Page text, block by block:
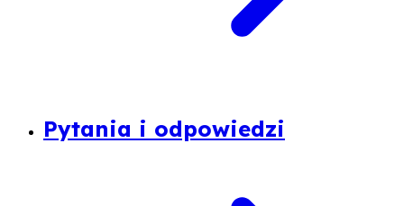
Pytania i odpowiedzi